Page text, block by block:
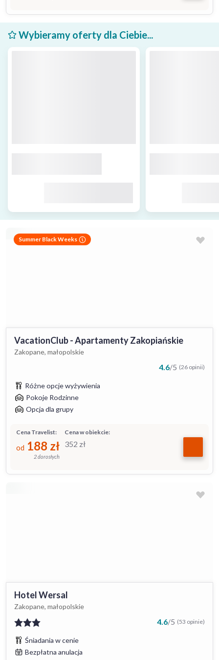
Wybieramy oferty dla Ciebie...
Summer Black Weeks
VacationClub - Apartamenty Zakopiańskie
Zakopane, małopolskie
4.6/5 (26 opinii)
Różne opcje wyżywienia
Pokoje Rodzinne
Opcja dla grupy
Cena w obiekcie:
352 zł
Cena Travelist:
od 188 zł
2 dorosłych
Hotel Wersal
Zakopane, małopolskie
4.6/5 (53 opinie)
Śniadania w cenie
Bezpłatna anulacja